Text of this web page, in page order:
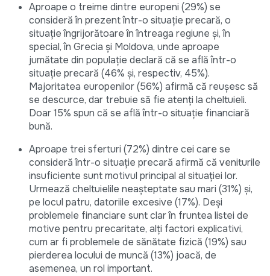
Aproape o treime dintre europeni (29%) se
consideră în prezent într-o situație precară, o
situație îngrijorătoare în întreaga regiune și, în
special, în Grecia și Moldova, unde aproape
jumătate din populație declară că se află într-o
situație precară (46% și, respectiv, 45%).
Majoritatea europenilor (56%) afirmă că reușesc să
se descurce, dar trebuie să fie atenți la cheltuieli.
Doar 15% spun că se află într-o situație financiară
bună.
Aproape trei sferturi (72%) dintre cei care se
consideră într-o situație precară afirmă că veniturile
insuficiente sunt motivul principal al situației lor.
Urmează cheltuielile neașteptate sau mari (31%) și,
pe locul patru, datoriile excesive (17%). Deși
problemele financiare sunt clar în fruntea listei de
motive pentru precaritate, alți factori explicativi,
cum ar fi problemele de sănătate fizică (19%) sau
pierderea locului de muncă (13%) joacă, de
asemenea, un rol important.